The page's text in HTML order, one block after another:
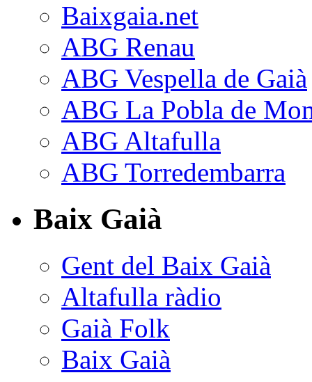
Baixgaia.net
ABG Renau
ABG Vespella de Gaià
ABG La Pobla de
ABG Altafulla
ABG Torredembarra
Baix Gaià
Gent del Baix Gaià
Altafulla ràdio
Gaià Folk
Baix Gaià